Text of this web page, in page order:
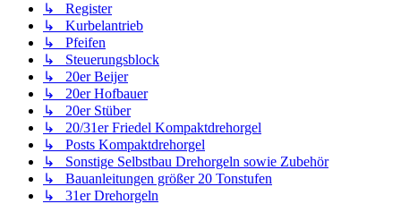
↳ Register
↳ Kurbelantrieb
↳ Pfeifen
↳ Steuerungsblock
↳ 20er Beijer
↳ 20er Hofbauer
↳ 20er Stüber
↳ 20/31er Friedel Kompaktdrehorgel
↳ Posts Kompaktdrehorgel
↳ Sonstige Selbstbau Drehorgeln sowie Zubehör
↳ Bauanleitungen größer 20 Tonstufen
↳ 31er Drehorgeln